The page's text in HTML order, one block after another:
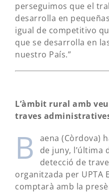
perseguimos que el
desarrolla en
igual de competitivo
que se desarrolla en
nuestro País.”
L’àmbit rural amb
traves
B
aena (Còrdova)
de juny, l’última
detecció de
organitzada per UPTA
comptarà amb la